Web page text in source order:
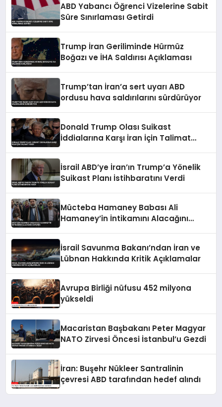
ABD Yabancı Öğrenci Vizelerine Sabit
Süre Sınırlaması Getirdi
Trump İran Geriliminde Hürmüz
Boğazı ve İHA Saldırısı Açıklaması
Trump’tan İran’a sert uyarı ABD
ordusu hava saldırılarını sürdürüyor
Donald Trump Olası Suikast
İddialarına Karşı İran İçin Talimat
İsrail ABD’ye İran’ın Trump’a Yönelik
Suikast Planı İstihbaratını Verdi
Mücteba Hamaney Babası Ali
Hamaney’in İntikamını Alacağını
İsrail Savunma Bakanı’ndan İran ve
Lübnan Hakkında Kritik Açıklamalar
Avrupa Birliği nüfusu 452 milyona
yükseldi
Macaristan Başbakanı Peter Magyar
NATO Zirvesi Öncesi İstanbul’u Gezdi
İran: Buşehr Nükleer Santralinin
çevresi ABD tarafından hedef alındı